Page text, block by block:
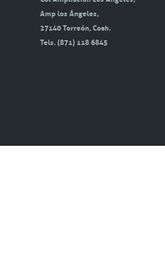
Amp los Ángeles,
27140 Torreón, Coah.
Tels. (871) 118 6845